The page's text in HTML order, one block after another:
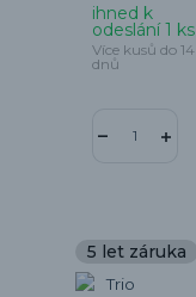
ihned k
odeslání 1 ks
Více kusů do 14
dnů
5 let záruka